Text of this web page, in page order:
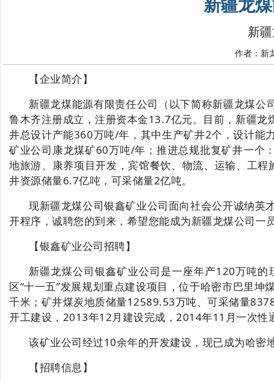
新疆龙
新
作者：新
【企业简介】
新疆龙煤能源有限责任公司（以下简称新疆龙煤
鲁木齐注册成立，注册资本金13.7亿元。目前，新疆
井总设计产能360万吨/年，其中生产矿井2个，设计能
矿业公司康龙煤矿60万吨/年；推进总规批复矿井一个
地旅游、康养项目开发，宾馆餐饮、物流、运输、工
井资源储量6.7亿吨，可采储量2亿吨。
现新疆龙煤公司银鑫矿业公司面向社会公开诚纳英
开程序，诚聘您的到来， 希望您能成为新疆龙煤公司一
【银鑫矿业公司招聘】
新疆龙煤公司银鑫矿业公司 是一座年产120万吨的
区“十一五”发展规划重点建设项目，位于哈密市巴里坤
千米；矿井煤炭地质储量12589.53万吨、可采储量
开工建设，2013年12月建设完成，2014年11月一次性
该矿业公司经过10余年的开发建设，现已成为哈密
【招聘信息】